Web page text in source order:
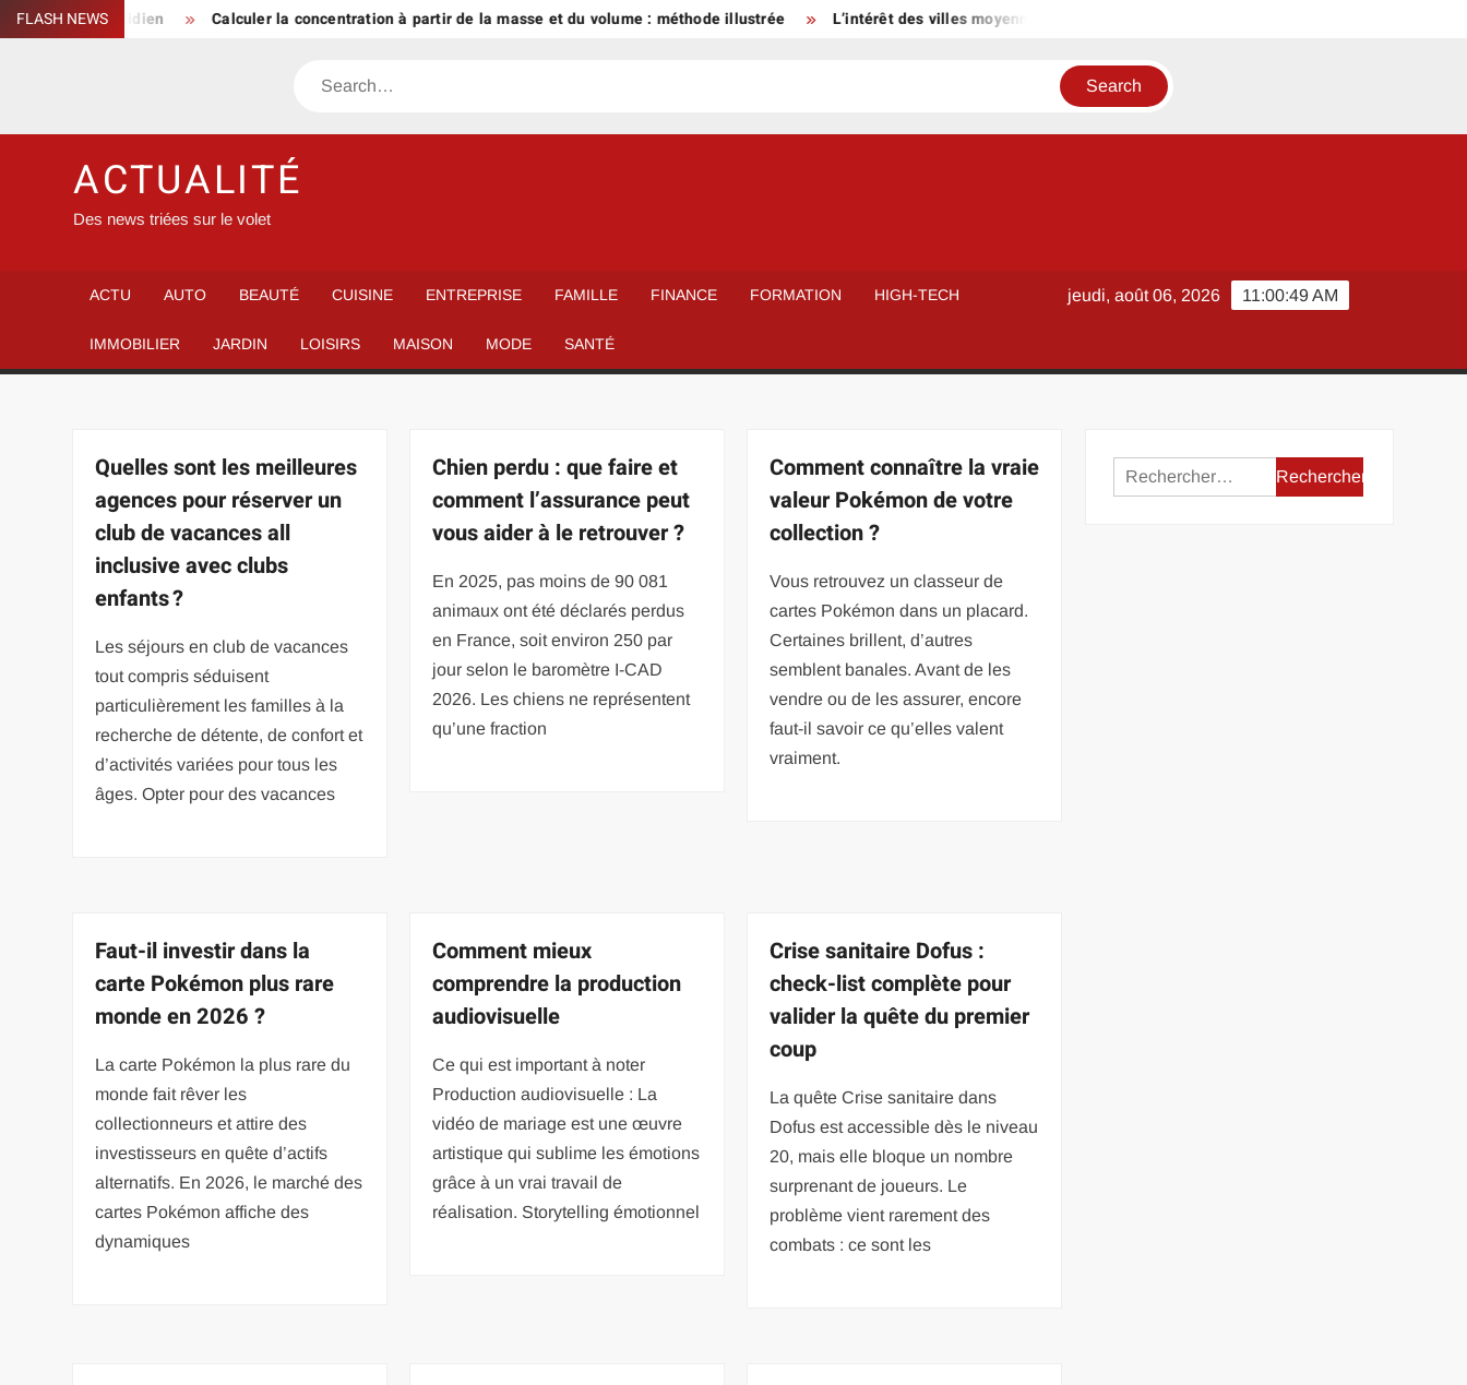
Skip
to
FLASH NEWS
au quotidien Calculer la concentration à partir de la masse et du volume : méthode illustrée L’intérêt des villes moyennes comme Vendôme pour ceux qui fuient les grandes métropoles
Search
ACTUALITÉ
Des news triées sur le volet
ACTU AUTO BEAUTÉ CUISINE ENTREPRISE FAMILLE FINANCE FORMATION HIGH-TECH
IMMOBILIER JARDIN LOISIRS MAISON MODE SANTÉ
11:00:50 AM
jeudi, août 06, 2026
Quelles sont les meilleures
agences pour réserver un
club de vacances all
inclusive avec clubs
enfants ?
Les séjours en club de vacances
tout compris séduisent
particulièrement les familles à la
recherche de détente, de confort et
d’activités variées pour tous les
âges. Opter pour des vacances
Chien perdu : que faire et
comment l’assurance peut
vous aider à le retrouver ?
En 2025, pas moins de 90 081
animaux ont été déclarés perdus
en France, soit environ 250 par
jour selon le baromètre I-CAD
2026. Les chiens ne représentent
qu’une fraction
Comment connaître la vraie
valeur Pokémon de votre
collection ?
Vous retrouvez un classeur de
cartes Pokémon dans un placard.
Certaines brillent, d’autres
semblent banales. Avant de les
vendre ou de les assurer, encore
faut-il savoir ce qu’elles valent
vraiment.
Faut-il investir dans la
carte Pokémon plus rare
monde en 2026 ?
La carte Pokémon la plus rare du
monde fait rêver les
collectionneurs et attire des
investisseurs en quête d’actifs
alternatifs. En 2026, le marché des
cartes Pokémon affiche des
dynamiques
Comment mieux
comprendre la production
audiovisuelle
Ce qui est important à noter
Production audiovisuelle : La
vidéo de mariage est une œuvre
artistique qui sublime les émotions
grâce à un vrai travail de
réalisation. Storytelling émotionnel
Crise sanitaire Dofus :
check-list complète pour
valider la quête du premier
coup
La quête Crise sanitaire dans
Dofus est accessible dès le niveau
20, mais elle bloque un nombre
surprenant de joueurs. Le
problème vient rarement des
combats : ce sont les
Rechercher :